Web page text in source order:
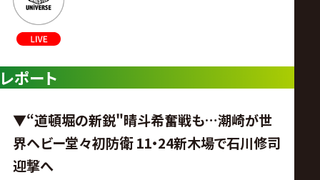
レポート
▼“道頓堀の新鋭"晴斗希奮戦も…潮崎が世
界ヘビー堂々初防衛 11・24新木場で石川修司
迎撃へ